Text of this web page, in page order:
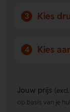
3 Kies
4 Kies
Jouw prijs
op basis van je